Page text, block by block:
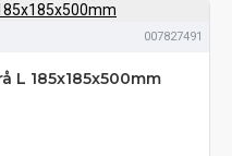
007827491
L 185x185x500mm